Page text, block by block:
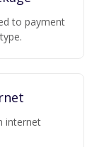
to payment
internet